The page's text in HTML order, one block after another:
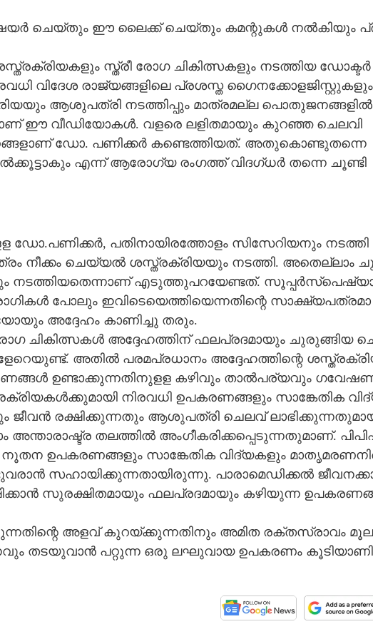
ചെ​യ്തും​ ഈ​ ലൈ​ക്ക് ചെ​യ്തും​ ക​മ​ന്റു​ക​ൾ​ ന​ൽ​കി​യും​
സ്ത്രീ​ രോ​ഗ​ ചി​കി​ത്സ​ക​ളും​ ന​ട​ത്തി​യ​ ഡോ​ക്ട​ർ​
വി​ദേ​ശ​ രാ​ജ്യ​ങ്ങ​ളി​ലെ​ പ്ര​ശ​സ്ത​ ഗൈ​ന​ക്കോ​ള​ജി​സ്റ്റു​ക​ളും​
ആ​ശു​പ​ത്രി​ ന​ട​ത്തി​പ്പും​ മാ​ത്ര​മ​ല്ല​ പൊ​തു​ജ​ന​ങ്ങ​ളി​ൽ​
ഈ​ വീ​ഡി​യോ​ക​ൾ​. വ​ള​രെ​ ല​ളി​ത​മാ​യും​ കു​റ​ഞ്ഞ​ ചെ​ല​വി​
ഡോ​. പ​ണി​ക്ക​ർ​ ക​ണ്ടെ​ത്തി​യ​ത്. അ​തു​കൊ​ണ്ടു​ത​ന്നെ​
എ​ന്ന് ആ​രോ​ഗ്യ​ രം​ഗ​ത്ത് വി​ദ​ഗ്ധ​ർ​ ത​ന്നെ​ ചൂ​ണ്ടി​
ഡോ​.പ​ണി​ക്ക​ർ​,​ പ​തി​നാ​യി​ര​ത്തോ​ളം​ സി​സേ​റി​യ​നും​ ന​ട​ത്തി​
നീ​ക്കം​ ചെ​യ്യ​ൽ​ ശ​സ്ത്ര​ക്രി​യ​യും​ ന​ട​ത്തി​. അ​തെ​ല്ലാം​ ചു​
ന​ട​ത്തി​യ​തെ​ന്നാ​ണ് എ​ടു​ത്തു​പ​റ​യേ​ണ്ട​ത്.
പോ​ലും​ ഇ​വി​ടെ​യെ​ത്തി​യെ​ന്ന​തി​ന്റെ​ സാ​ക്ഷ്യ​പ​ത്ര​മാ​
അ​ദ്ദേ​ഹം​ കാ​ണി​ച്ചു​ ത​രും​.
ചി​കി​ത്സ​ക​ൾ​ അ​ദ്ദേ​ഹ​ത്തി​ന് ഫ​ല​പ്ര​ദ​മാ​യും​ ചു​രു​ങ്ങി​യ​
അ​തി​ൽ​ പ​ര​മ​പ്ര​ധാ​നം​ അ​ദ്ദേ​ഹ​ത്തി​ന്റെ​
ഉ​ണ്ടാ​ക്കു​ന്ന​തി​നു​ള​ള​ ക​ഴി​വും​ താ​ൽ​പ​ര്യ​വും​
നി​ര​വ​ധി​ ഉ​പ​ക​ര​ണ​ങ്ങ​ളും​ സാ​ങ്കേ​തി​ക​
ജീ​വ​ൻ​ ര​ക്ഷി​ക്കു​ന്ന​തും​ ആ​ശു​പ​ത്രി​ ചെ​ല​വ്
ത​ല​ത്തി​ൽ​ അം​ഗീ​ക​രി​ക്ക​പ്പെ​ടു​ന്ന​തു​മാ​ണ്.
നൂ​ത​ന​ ഉ​പ​ക​ര​ണ​ങ്ങ​ളും​ സാ​ങ്കേ​തി​ക​ വി​ദ്യ​ക​ളും​
സ​ഹാ​യി​ക്കു​ന്ന​താ​യി​രു​ന്നു​. ​പാ​രാ​മെ​ഡി​ക്ക​ൽ​
സു​ര​ക്ഷി​ത​മാ​യും​ ഫ​ല​പ്ര​ദ​മാ​യും​ ക​ഴി​യു​ന്ന​
അ​ള​വ് കു​റ​യ്ക്കു​ന്ന​തി​നും​ അ​മി​ത​ ര​ക്ത​സ്രാ​വം​ മൂ​ല​
ത​ട​യു​വാ​ൻ​ പ​റ്റു​ന്ന​ ഒ​രു​ ല​ഘു​വാ​യ​ ഉ​പ​ക​ര​ണം കൂടിയാ​ണി​